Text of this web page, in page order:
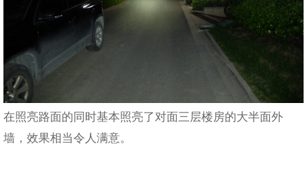
在照亮路面的同时基本照亮了对面三层楼房的大半面外
墙，效果相当令人满意。